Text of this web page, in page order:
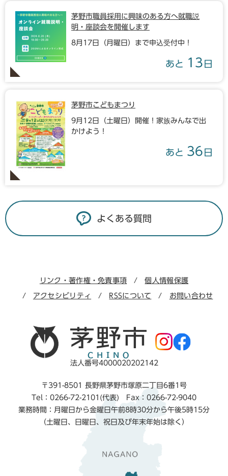
茅野市職員採用に興味のある方へ就職説
明・座談会を開催します
8月17日（月曜日）まで申込受付中！
あと 13 日
茅野市こどもまつり
9月12日（土曜日）開催！家族みんなで出
かけよう！
あと 36 日
よくある質問
リンク・著作権・免責事項 個人情報保護
アクセシビリティ RSSについて お問い合わせ
法人番号4000020202142
〒391-8501 長野県茅野市塚原二丁目6番1号
Tel：0266-72-2101(代表) Fax：0266-72-9040
業務時間：月曜日から金曜日午前8時30分から午後5時15分
（土曜日、日曜日、祝日及び年末年始は除く）